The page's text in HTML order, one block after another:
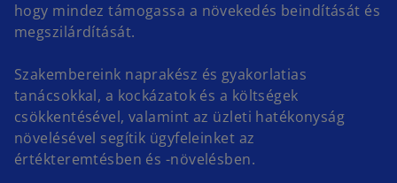
hogy mindez támogassa a növekedés beindítását és
megszilárdítását.
Szakembereink naprakész és gyakorlatias
tanácsokkal, a kockázatok és a költségek
csökkentésével, valamint az üzleti hatékonyság
növelésével segítik ügyfeleinket az
értékteremtésben és -növelésben.